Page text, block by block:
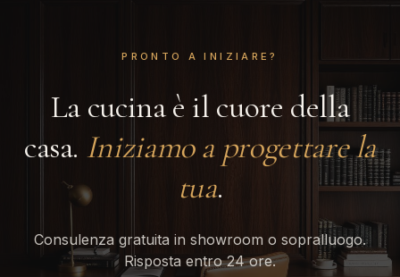
PRONTO A INIZIARE?
La cucina è il cuore della
casa. Iniziamo a progettare la
tua.
Consulenza gratuita in showroom o sopralluogo.
Risposta entro 24 ore.